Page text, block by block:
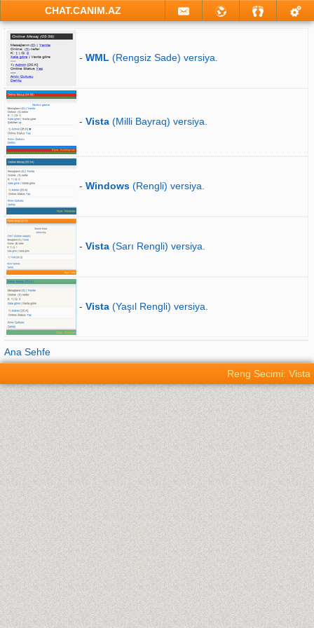
CHAT.CANIM.AZ
- WML (Rengsiz Sade) versiya.
- Vista (Milli Bayraq) versiya.
- Windows (Rengli) versiya.
- Vista (Sarı Rengli) versiya.
- Vista (Yaşıl Rengli) versiya.
Ana Sehfe
Reng Secimi: Vista